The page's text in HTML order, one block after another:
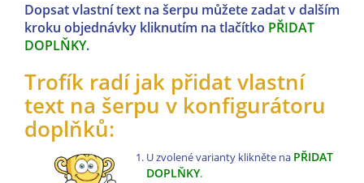
Dopsat vlastní text na šerpu můžete zadat v dalším
kroku objednávky kliknutím na tlačítko PŘIDAT
DOPLŇKY.
Trofík radí jak přidat vlastní
text na šerpu v konfigurátoru
doplňků:
U zvolené varianty klikněte na PŘIDAT
DOPLŇKY.